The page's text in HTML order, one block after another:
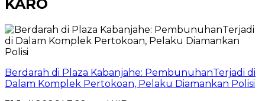
KARO
Berdarah di Plaza Kabanjahe: PembunuhanTerjadi di
Dalam Komplek Pertokoan, Pelaku Diamankan Polisi